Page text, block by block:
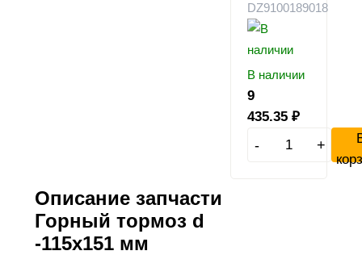
DZ9100189018
В наличии
9
435.35 ₽
- +
Описание запчасти
Горный тормоз d
-115x151 мм